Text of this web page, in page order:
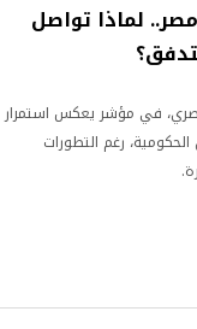
مصر.. لماذا تواصل
في مؤشر يعكس استمرار
الحكومية، رغم التطورات